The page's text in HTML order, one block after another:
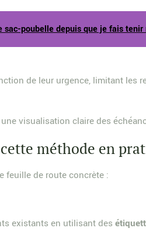
sac-poubelle depuis que je fais tenir
de leur urgence, limitant les
visualisation claire des
méthode en
feuille de route concrète :
existants en utilisant des